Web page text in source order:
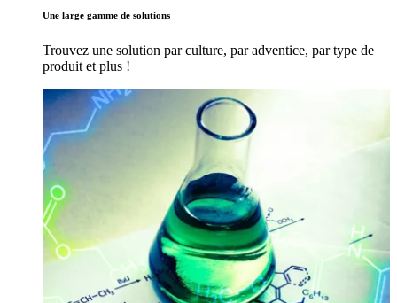
Une large gamme de solutions
Trouvez une solution par culture, par adventice, par type de
produit et plus !